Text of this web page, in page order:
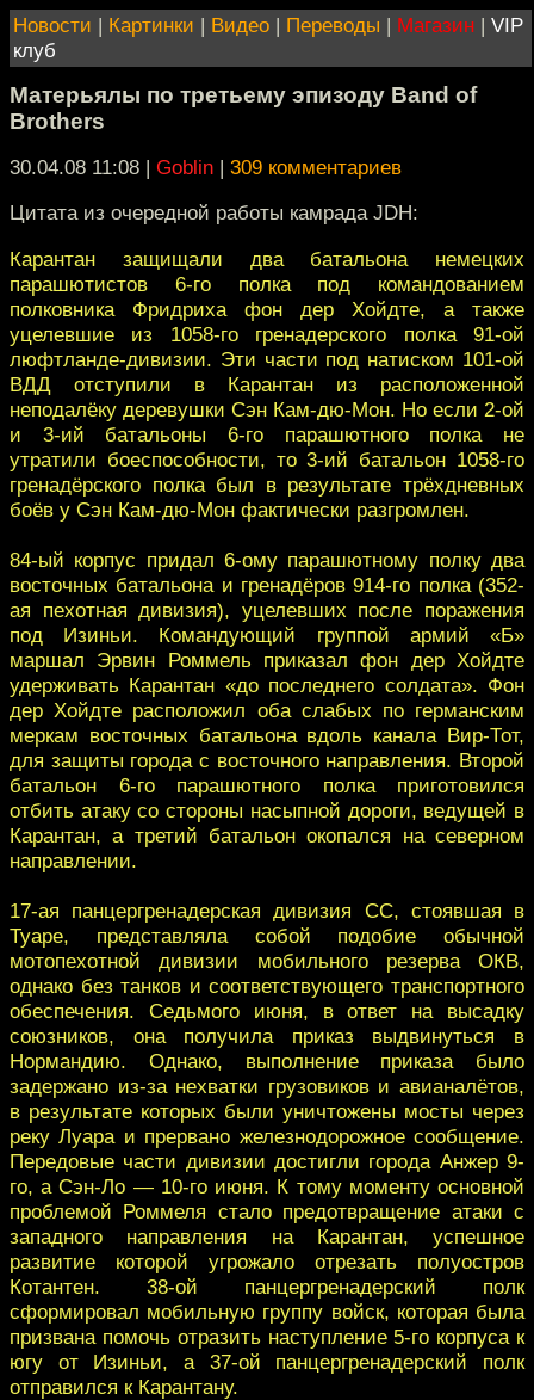
Новости | Картинки | Видео | Переводы | Магазин | VIP
клуб
Матерьялы по третьему эпизоду Band of
Brothers
30.04.08 11:08 | Goblin | 309 комментариев
Цитата из очередной работы камрада JDH:
Карантан защищали два батальона немецких
парашютистов 6-го полка под командованием
полковника Фридриха фон дер Хойдте, а также
уцелевшие из 1058-го гренадерского полка 91-ой
люфтланде-дивизии. Эти части под натиском 101-ой
ВДД отступили в Карантан из расположенной
неподалёку деревушки Сэн Кам-дю-Мон. Но если 2-ой
и 3-ий батальоны 6-го парашютного полка не
утратили боеспособности, то 3-ий батальон 1058-го
гренадёрского полка был в результате трёхдневных
боёв у Сэн Кам-дю-Мон фактически разгромлен.
84-ый корпус придал 6-ому парашютному полку два
восточных батальона и гренадёров 914-го полка (352-
ая пехотная дивизия), уцелевших после поражения
под Изиньи. Командующий группой армий «Б»
маршал Эрвин Роммель приказал фон дер Хойдте
удерживать Карантан «до последнего солдата». Фон
дер Хойдте расположил оба слабых по германским
меркам восточных батальона вдоль канала Вир-Тот,
для защиты города с восточного направления. Второй
батальон 6-го парашютного полка приготовился
отбить атаку со стороны насыпной дороги, ведущей в
Карантан, а третий батальон окопался на северном
направлении.
17-ая панцергренадерская дивизия СС, стоявшая в
Туаре, представляла собой подобие обычной
мотопехотной дивизии мобильного резерва ОКВ,
однако без танков и соответствующего транспортного
обеспечения. Седьмого июня, в ответ на высадку
союзников, она получила приказ выдвинуться в
Нормандию. Однако, выполнение приказа было
задержано из-за нехватки грузовиков и авианалётов,
в результате которых были уничтожены мосты через
реку Луара и прервано железнодорожное сообщение.
Передовые части дивизии достигли города Анжер 9-
го, а Сэн-Ло — 10-го июня. К тому моменту основной
проблемой Роммеля стало предотвращение атаки с
западного направления на Карантан, успешное
развитие которой угрожало отрезать полуостров
Котантен. 38-ой панцергренадерский полк
сформировал мобильную группу войск, которая была
призвана помочь отразить наступление 5-го корпуса к
югу от Изиньи, а 37-ой панцергренадерский полк
отправился к Карантану.